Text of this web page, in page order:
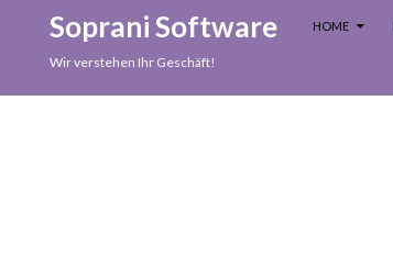
Soprani Software
Search
HOME
Wir verstehen Ihr Geschäft!